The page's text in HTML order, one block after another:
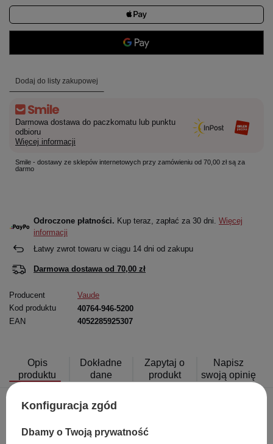
Dodaj do listy zakupowej
Darmowa dostawa do paczkomatu lub punktu
odbioru
Więcej informacji
Smile - dostawy ze sklepów internetowych przy zamówieniu od 70,00 zł są za
darmo
Odroczone płatności. Kup teraz, zapłać za 30 dni. Więcej
informacji
Łatwy zwrot towaru w ciągu 14 dni od zakupu
Darmowa dostawa od 70,00 zł
Producent
Vaude
Kod produktu
40764-946-5200
EAN
4052285925307
Opis
produktu
Dokładne
dane
Zapytaj o
produkt
Napisz
swoją opinię
Zapewnij swojemu dzieckuprzytulne ciepło
Konfiguracja zgód
Dbamy o Twoją prywatność